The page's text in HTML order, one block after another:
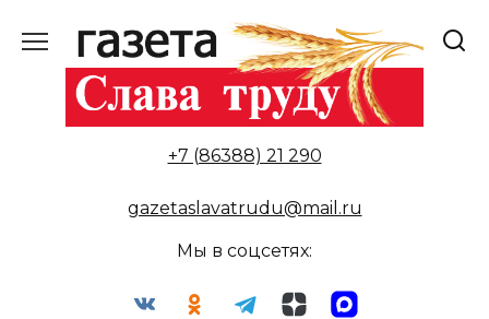
содержанию
+7 (86388) 21 290
gazetaslavatrudu@mail.ru
Мы в соцсетях: